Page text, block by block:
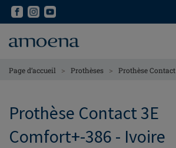
Skip
content
Skip
content
Page d’accueil > Prothèses > Prothèse Contact
Prothèse Contact 3E
Comfort+-386 - Ivoire